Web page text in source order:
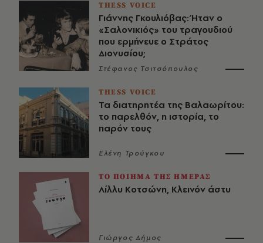
THESS VOICE
Γιάννης Γκουλιόβας: Ήταν ο
«Σαλονικιός» του τραγουδιού
που ερμήνευε ο Στράτος
Διονυσίου;
Στέφανος Τσιτσόπουλος
THESS VOICE
Τα διατηρητέα της Βαλαωρίτου:
το παρελθόν, η ιστορία, το
παρόν τους
Ελένη Τρούγκου
ΤΟ ΠΟΙΗΜΑ ΤΗΣ ΗΜΕΡΑΣ
Λίλλυ Κοτσώνη, Κλεινόν άστυ
Γιώργος Δήμος